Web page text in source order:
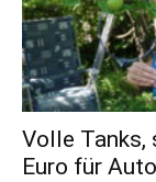
Volle Tanks,
Euro für